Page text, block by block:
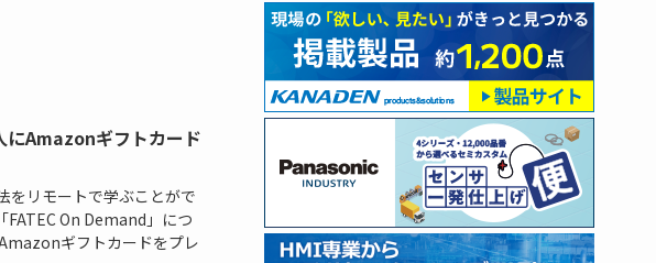
にAmazonギフトカード
をリモートで学ぶことがで
FATEC On Demand」につ
ギフトカードをプレ